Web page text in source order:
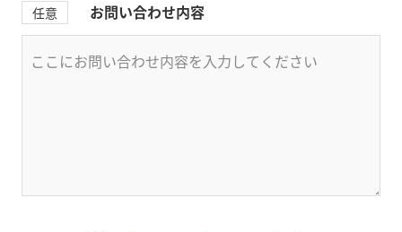
任意 お問い合わせ内容